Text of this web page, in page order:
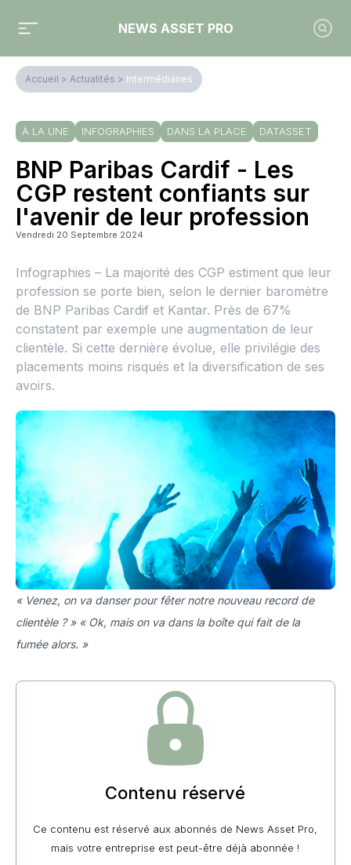
NEWS ASSET PRO
Accueil > Actualités > Intermédiaires
À LA UNE INFOGRAPHIES DANS LA PLACE DATASSET
BNP Paribas Cardif - Les
CGP restent confiants sur
l'avenir de leur profession
Vendredi 20 Septembre 2024
Infographies – La majorité des CGP estiment que leur
profession se porte bien, selon le dernier baromètre
de BNP Paribas Cardif et Kantar. Près de 67%
constatent par exemple une augmentation de leur
clientèle. Si cette dernière évolue, elle privilégie des
placements moins risqués et la diversification de ses
avoirs.
« Venez, on va danser pour fêter notre nouveau record de
clientèle ? » « Ok, mais on va dans la boîte qui fait de la
fumée alors. »
Contenu réservé
Ce contenu est réservé aux abonnés de News Asset Pro,
mais votre entreprise est peut-être déjà abonnée !